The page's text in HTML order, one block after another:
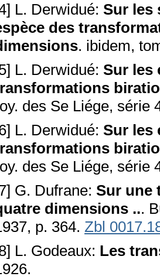
L. Derwidué: Sur les
des
. ibidem,
L. Derwidué: Sur les
des Se Liége, série
L. Derwidué: Sur les
des Se Liége, série
G. Dufrane: Sur une
dimensions ...
p. 364. Zbl
L. Godeaux: Les